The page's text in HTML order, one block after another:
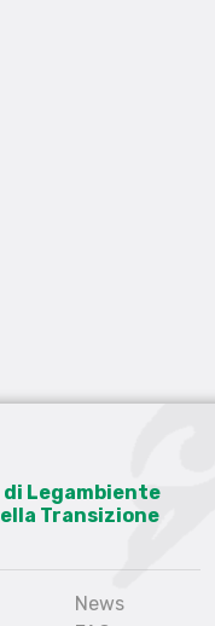
di Legambiente
Transizione
News